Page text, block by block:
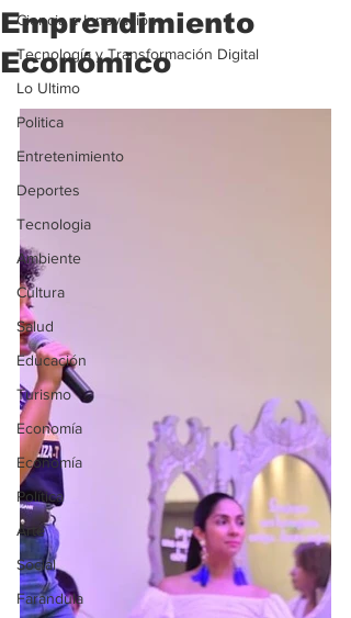
Ciencia e Innovación
Tecnología y Transformación Digital
Lo Ultimo
Politica
Entretenimiento
Deportes
Tecnologia
Ambiente
Cultura
Salud
Educación
Turismo
Economía
Economía
Política
Arte
Social
Farandula
Emprendimiento
Económico